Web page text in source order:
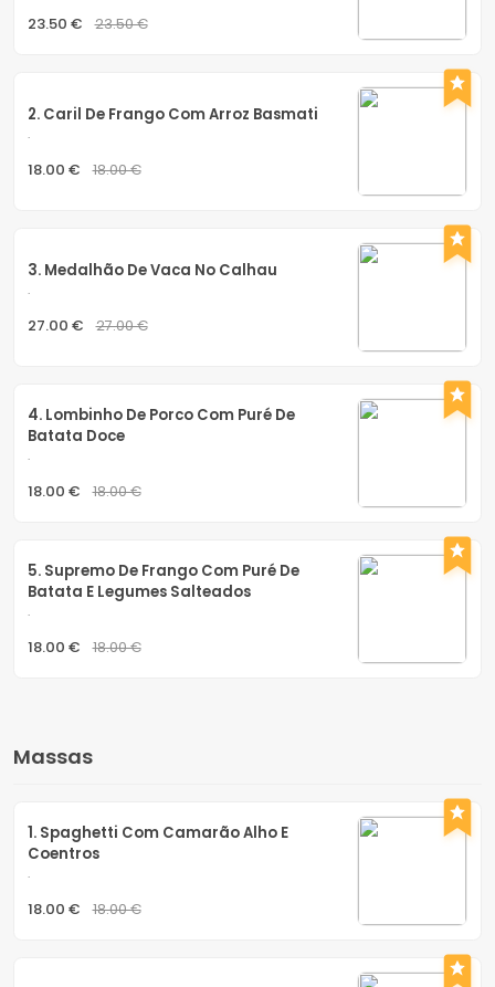
23.50 € 23.50 €
2. Caril De Frango Com Arroz Basmati
.
18.00 € 18.00 €
3. Medalhão De Vaca No Calhau
.
27.00 € 27.00 €
4. Lombinho De Porco Com Puré De
Batata Doce
.
18.00 € 18.00 €
5. Supremo De Frango Com Puré De
Batata E Legumes Salteados
.
18.00 € 18.00 €
Massas
1. Spaghetti Com Camarão Alho E
Coentros
.
18.00 € 18.00 €